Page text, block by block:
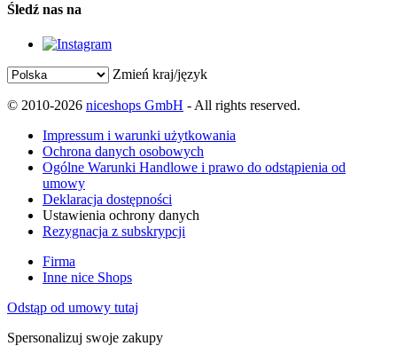
Śledź nas na
Zmień kraj/język
© 2010-2026 niceshops GmbH - All rights reserved.
Impressum i warunki użytkowania
Ochrona danych osobowych
Ogólne Warunki Handlowe i prawo do odstąpienia od
umowy
Deklaracja dostępności
Ustawienia ochrony danych
Rezygnacja z subskrypcji
Firma
Inne nice Shops
Odstąp od umowy tutaj
Spersonalizuj swoje zakupy